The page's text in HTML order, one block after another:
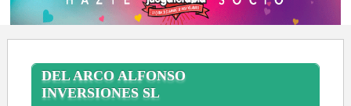
DEL ARCO ALFONSO
INVERSIONES SL